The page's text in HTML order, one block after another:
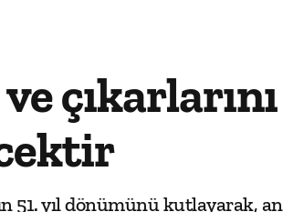
çıkarlarını
51. yıl dönümünü kutlayarak,